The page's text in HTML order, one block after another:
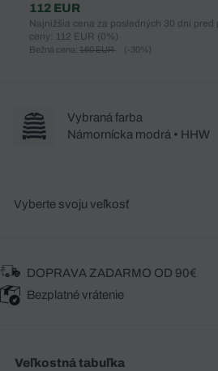
112 EUR
Najnižšia cena za posledných 30 dní pred
ceny: 112 EUR (0%)
Bežná cena: 160 EUR (-30%)
Vybraná farba
Námornícka modrá • HHW
Vyberte svoju veľkosť
DOPRAVA ZADARMO OD 90€
Bezplatné vrátenie
Veľkostná tabuľka